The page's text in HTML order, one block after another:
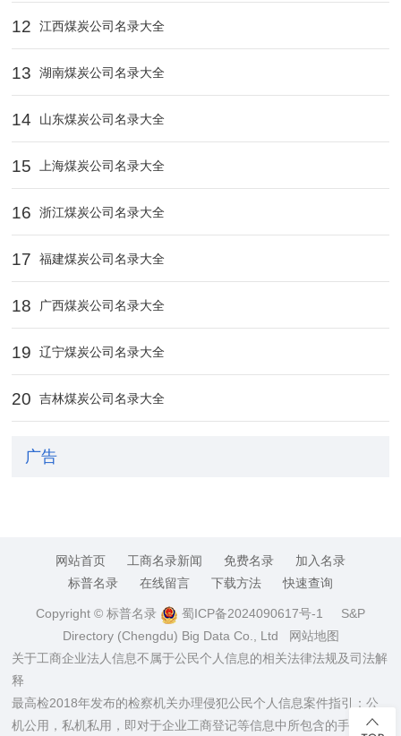
12 江西煤炭公司名录大全
13 湖南煤炭公司名录大全
14 山东煤炭公司名录大全
15 上海煤炭公司名录大全
16 浙江煤炭公司名录大全
17 福建煤炭公司名录大全
18 广西煤炭公司名录大全
19 辽宁煤炭公司名录大全
20 吉林煤炭公司名录大全
广告
网站首页 工商名录新闻 免费名录
加入名录
标普名录
在线留言 下载方法 快速查询
Copyright © 标普名录 蜀ICP备2024090617号-1 S&P
Directory (Chengdu) Big Data Co., Ltd
网站地图
关于工商企业法人信息不属于公民个人信息的相关法律法规及司法解
释
最高检2018年发布的检察机关办理侵犯公民个人信息案件指引：公
机公用，私机私用，即对于企业工商登记等信息中所包含的手机、电